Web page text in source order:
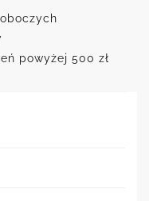
powyżej 500 zł